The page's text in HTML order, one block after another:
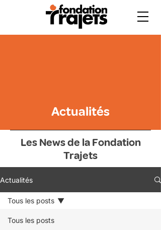
Actualités
Les News de la Fondation
Trajets
Actualités
Tous les posts
Tous les posts